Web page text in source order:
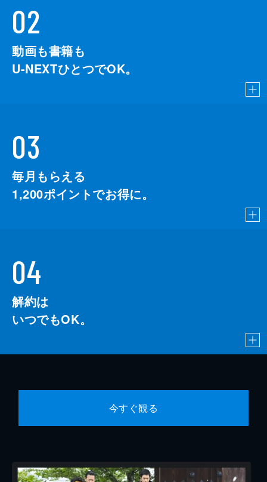
02
動画も書籍も
U-NEXTひとつでOK。
03
毎月もらえる
1,200ポイントでお得に。
04
解約は
いつでもOK。
今すぐ観る